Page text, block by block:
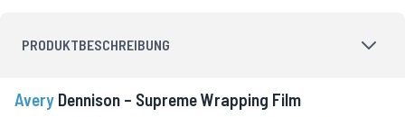
PRODUKTBESCHREIBUNG
Avery Dennison – Supreme Wrapping Film